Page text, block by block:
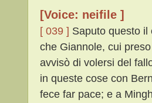
[Voice: neifile ]
[ 039 ] Saputo questo
che Giannole, cui
avvisò di volersi del
in queste cose con
fece far pace; e a